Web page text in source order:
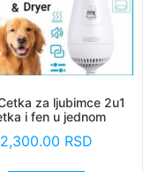
za ljubimce 2u1
i fen u jednom
2,300.00 RSD